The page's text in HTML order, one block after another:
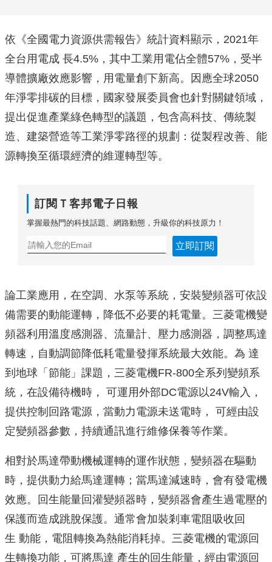
依《全國電力資源供需報告》統計資料顯示，2021年
全台用電成 長4.5%，其中工業用電佔全體57%，受半
導體擴廠效應影響， 用電量創下新高。因應全球2050
年淨零排碳的目標， 國家發展委員會也針對關鍵領域，
提出促進產業綠色轉型的議題，包含高科技、傳統製
造、 建築營造等工業淨零路徑的規劃：從製程改善、能
源轉換至循環經濟的維運轉型等。
訂閱Ｔ客邦電子日報
掌握最熱門的科技話題、網路動態，升級你的科技原力！
立即訂閱
論工業應用，在空調、水泵等系統，安裝變頻器可依設
備需要的動能運轉，降低不必要的耗電量。三菱電機變
頻器利用溫度感測器、 流量計、壓力感測器，調整馬達
轉速， 自動調節降低耗電量發揮系統最大效能。為 達
到地球「節能」課題，三菱電機FR-800全系列變頻系
統， 在設備待機時， 可運用外部DC電源以24V輸入，
提供控制回路電源， 當動力電源未送電時， 可經由設
定變頻器參數，持續通訊進行維修保養等作業。
相對於馬達帶動機械運轉的運作狀態，變頻器在驅動
時，提供動力給馬達運轉；當馬達減速時，會有發電機
效應。
回生能量回灌變頻器時，變頻器會產生過電壓的
保護而造成跳脫保護。 通常會加裝剎車電阻吸收回
生 動能，電阻轉換為熱能消耗掉。三菱電機的電源回
生轉換功能， 可將馬達 產生的回生能量，經由電源回